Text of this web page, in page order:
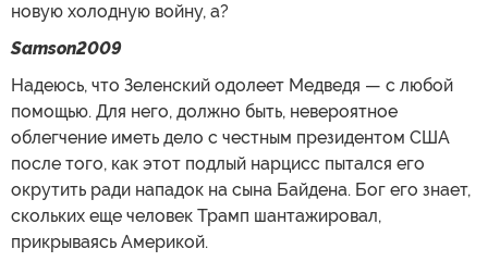
новую холодную войну, а?
Samson2009
Надеюсь, что Зеленский одолеет Медведя — с любой
помощью. Для него, должно быть, невероятное
облегчение иметь дело с честным президентом США
после того, как этот подлый нарцисс пытался его
окрутить ради нападок на сына Байдена. Бог его знает,
скольких еще человек Трамп шантажировал,
прикрываясь Америкой.